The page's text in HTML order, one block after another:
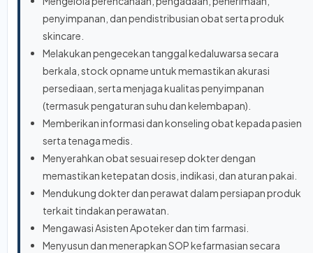
penyimpanan, dan pendistribusian obat serta produk
skincare.
Melakukan pengecekan tanggal kedaluwarsa secara
berkala, stock opname untuk memastikan akurasi
persediaan, serta menjaga kualitas penyimpanan
(termasuk pengaturan suhu dan kelembapan).
Memberikan informasi dan konseling obat kepada pasien
serta tenaga medis.
Menyerahkan obat sesuai resep dokter dengan
memastikan ketepatan dosis, indikasi, dan aturan pakai.
Mendukung dokter dan perawat dalam persiapan produk
terkait tindakan perawatan.
Mengawasi Asisten Apoteker dan tim farmasi.
Menyusun dan menerapkan SOP kefarmasian secara